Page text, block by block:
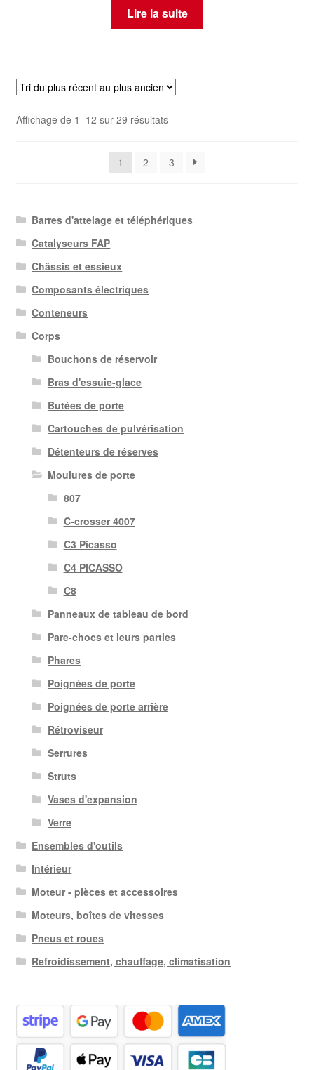
Lire la suite
Affichage de 1–12 sur 29 résultatsTrié
récent
1 2 3
Barres d'attelage et téléphériques
Catalyseurs FAP
Châssis et essieux
Composants électriques
Conteneurs
Corps
Bouchons de réservoir
Bras d'essuie-glace
Butées de porte
Cartouches de pulvérisation
Détenteurs de réserves
Moulures de porte
807
C-crosser 4007
C3 Picasso
C4 PICASSO
C8
Panneaux de tableau de bord
Pare-chocs et leurs parties
Phares
Poignées de porte
Poignées de porte arrière
Rétroviseur
Serrures
Struts
Vases d'expansion
Verre
Ensembles d'outils
Intérieur
Moteur - pièces et accessoires
Moteurs, boîtes de vitesses
Pneus et roues
Refroidissement, chauffage, climatisation